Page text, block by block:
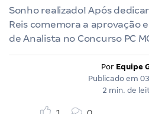
Sonho realizado! Após
Reis comemora a aprovação
de Analista no Concurso PC
Por Equipe
Publicado em
2 min. de